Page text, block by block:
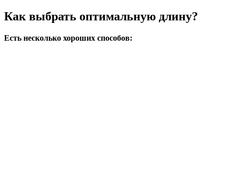
Как выбрать оптимальную длину?
Есть несколько хороших способов: